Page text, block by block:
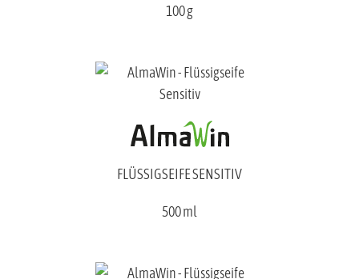
100 g
FLÜSSIGSEIFE SENSITIV
500 ml